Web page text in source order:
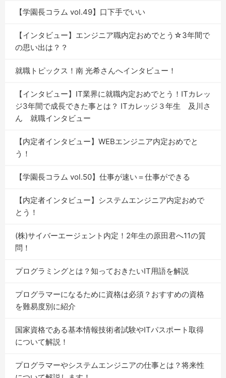
【学園長コラム vol.49】口下手でいい
【インタビュー】エンジニア職内定おめでとう☆3年間で
の思い出は？？
就職トピックス！南 光希さんへインタビュー！
【インタビュー】IT業界に就職内定おめでとう！ITカレッ
ジ3年間で成長できた事とは？ ITカレッジ３年生 及川さ
ん 就職インタビュー
【内定者インタビュー】WEBエンジニア内定おめでと
う！
【学園長コラム vol.50】仕事が速い＝仕事ができる
【内定者インタビュー】システムエンジニア内定おめで
とう！
(株)サイバーエージェント内定！2年生の原田君へ11の質
問！
プログラミングとは？知っておきたいIT用語を解説
プログラマーになるために資格は必須？おすすめの資格
を難易度別に紹介
国家資格である基本情報技術者試験やITパスポート取得
について解説！
プログラマーやシステムエンジニアの仕事とは？将来性